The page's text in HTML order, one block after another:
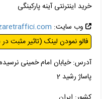
خرید اینترنتی آینه پارکینگی
وب سایت:
فالو نمودن لینک (تاثیر مثبت
آدرس: خیابان امام خمینی
پاساژ رشید 2